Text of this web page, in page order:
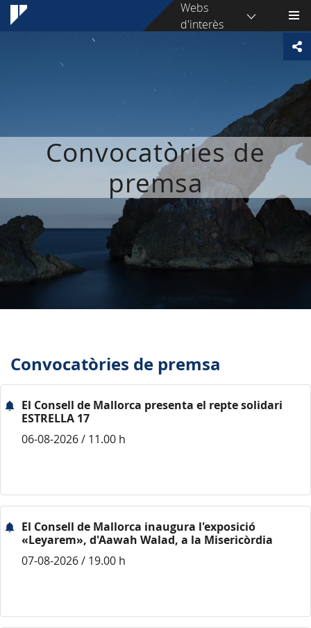
Webs
d'interès
Convocatòries de
premsa
Convocatòries de premsa
El Consell de Mallorca presenta el repte solidari
ESTRELLA 17
06-08-2026 / 11.00 h
El Consell de Mallorca inaugura l'exposició
«Leyarem», d'Aawah Walad, a la Misericòrdia
07-08-2026 / 19.00 h